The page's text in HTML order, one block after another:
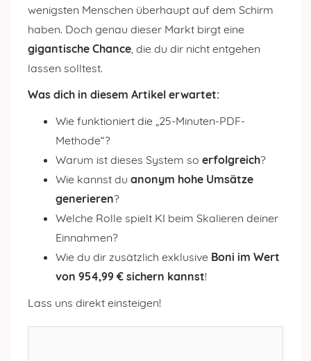
wenigsten Menschen überhaupt auf dem Schirm
haben. Doch genau dieser Markt birgt eine
gigantische Chance, die du dir nicht entgehen
lassen solltest.
Was dich in diesem Artikel erwartet:
Wie funktioniert die „25-Minuten-PDF-
Methode“?
Warum ist dieses System so erfolgreich?
Wie kannst du anonym hohe Umsätze
generieren?
Welche Rolle spielt KI beim Skalieren deiner
Einnahmen?
Wie du dir zusätzlich exklusive Boni im Wert
von 954,99 € sichern kannst!
Lass uns direkt einsteigen!